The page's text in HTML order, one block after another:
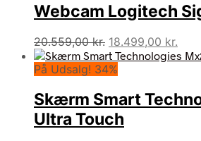
Webcam Logitech
20.559,00kr. Den
oprindelige
pris
20.559,00 kr..
18.499,00 kr.
På Udsalg! 34%
Skærm Smart
Ultra Touch